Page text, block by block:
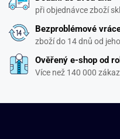
při objednávce zboží
Bezproblémové
zboží do 14 dnů od
Ověřený e-shop od
Více než 140 000